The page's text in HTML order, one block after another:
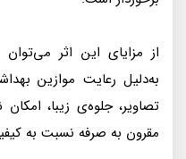
از مزایای این اثر می‌توان
به‌دلیل رعایت موازین
تصاویر، جلوه‌ی زیبا،
مقرون به صرفه نسبت به